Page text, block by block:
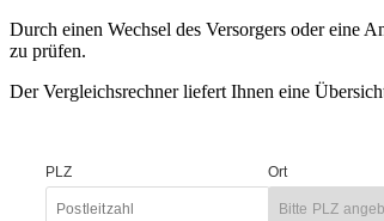
Durch einen Wechsel des Versorgers oder eine
zu prüfen.
Der Vergleichsrechner liefert Ihnen eine